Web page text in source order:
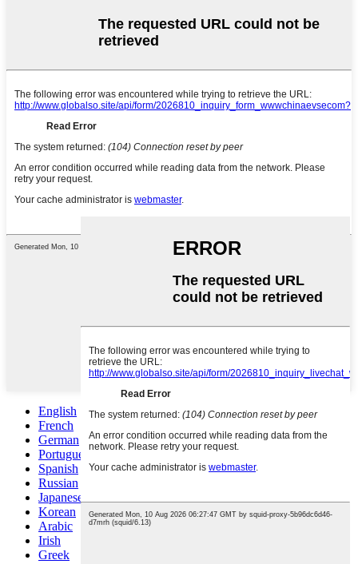
English
French
German
Portuguese
Spanish
Russian
Japanese
Korean
Arabic
Irish
Greek